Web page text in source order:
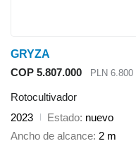
GRYZA
COP 5.807.000
PLN 6.800
Rotocultivador
2023
Estado nuevo
Ancho de alcance 2 m